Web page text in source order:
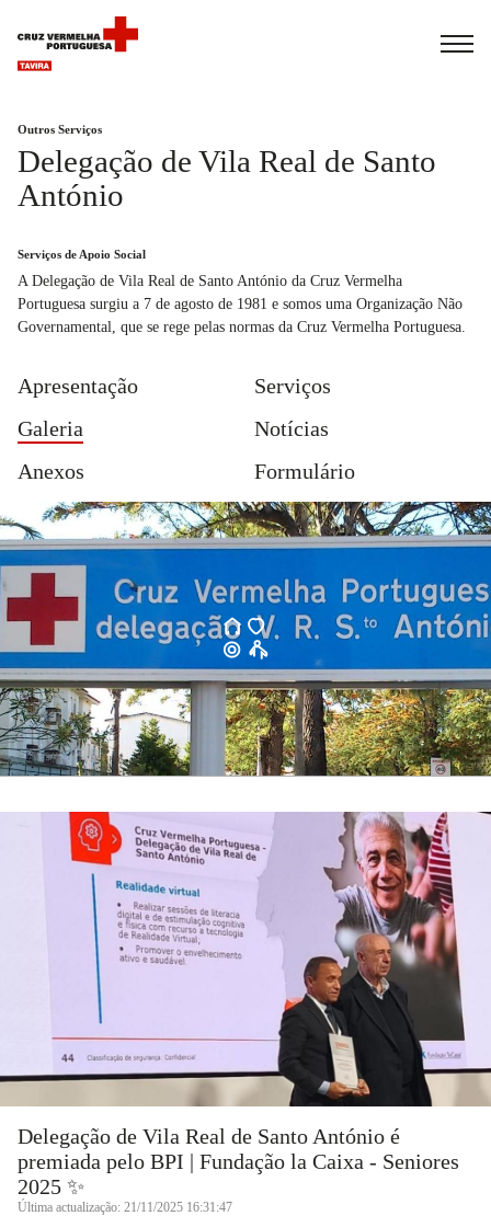
Outros Serviços
Delegação de Vila Real de Santo
António
Serviços de Apoio Social
A Delegação de Vila Real de Santo António da Cruz Vermelha
Portuguesa surgiu a 7 de agosto de 1981 e somos uma Organização Não
Governamental, que se rege pelas normas da Cruz Vermelha Portuguesa.
Apresentação
Serviços
Galeria
Notícias
Anexos
Formulário
Delegação de Vila Real de Santo António é
premiada pelo BPI | Fundação la Caixa - Seniores
2025 ✨
Última actualização: 21/11/2025 16:31:47